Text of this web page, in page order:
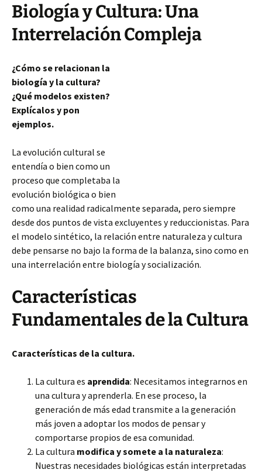
Biología y Cultura: Una
Interrelación Compleja
¿Cómo se relacionan la
biología y la cultura?
¿Qué modelos existen?
Explícalos y pon
ejemplos.
La evolución cultural se
entendía o bien como un
proceso que completaba la
evolución biológica o bien
como una realidad radicalmente separada, pero siempre
desde dos puntos de vista excluyentes y reduccionistas. Para
el modelo sintético, la relación entre naturaleza y cultura
debe pensarse no bajo la forma de la balanza, sino como en
una interrelación entre biología y socialización.
Características
Fundamentales de la Cultura
Características de la cultura.
La cultura es aprendida: Necesitamos integrarnos en
una cultura y aprenderla. En ese proceso, la
generación de más edad transmite a la generación
más joven a adoptar los modos de pensar y
comportarse propios de esa comunidad.
La cultura modifica y somete a la naturaleza:
Nuestras necesidades biológicas están interpretadas